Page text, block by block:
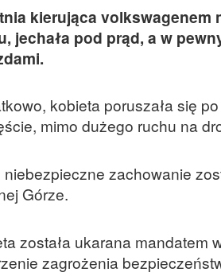
kierująca volkswagenem
jechała pod prąd, a w
kobieta poruszała się
mimo dużego ruchu na
niebezpieczne zachowanie
Górze.
została ukarana mandatem
zagrożenia